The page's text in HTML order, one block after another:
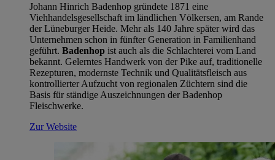
Johann Hinrich Badenhop gründete 1871 eine
Viehhandelsgesellschaft im ländlichen Völkersen, am Rande
der Lüneburger Heide. Mehr als 140 Jahre später wird das
Unternehmen schon in fünfter Generation in Familienhand
geführt. Badenhop ist auch als die Schlachterei vom Land
bekannt. Gelerntes Handwerk von der Pike auf, traditionelle
Rezepturen, modernste Technik und Qualitätsfleisch aus
kontrollierter Aufzucht von regionalen Züchtern sind die
Basis für ständige Auszeichnungen der Badenhop
Fleischwerke.
Zur Website